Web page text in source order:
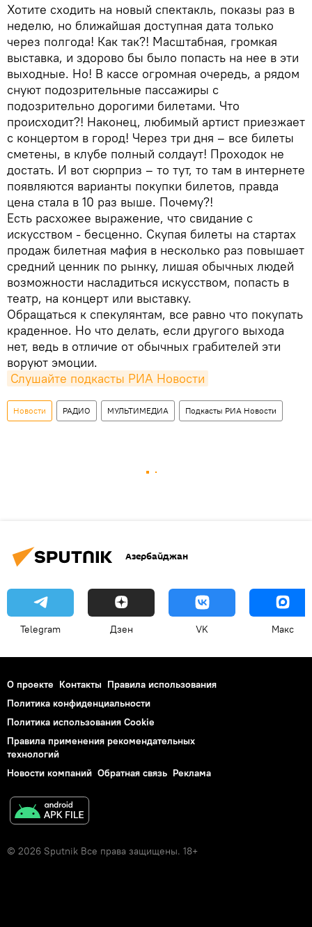
Хотите сходить на новый спектакль, показы раз в
неделю, но ближайшая доступная дата только
через полгода! Как так?! Масштабная, громкая
выставка, и здорово бы было попасть на нее в эти
выходные. Но! В кассе огромная очередь, а рядом
снуют подозрительные пассажиры с
подозрительно дорогими билетами. Что
происходит?! Наконец, любимый артист приезжает
с концертом в город! Через три дня – все билеты
сметены, в клубе полный солдаут! Проходок не
достать. И вот сюрприз – то тут, то там в интернете
появляются варианты покупки билетов, правда
цена стала в 10 раз выше. Почему?!
Есть расхожее выражение, что свидание с
искусством - бесценно. Скупая билеты на стартах
продаж билетная мафия в несколько раз повышает
средний ценник по рынку, лишая обычных людей
возможности насладиться искусством, попасть в
театр, на концерт или выставку.
Обращаться к спекулянтам, все равно что покупать
краденное. Но что делать, если другого выхода
нет, ведь в отличие от обычных грабителей эти
воруют эмоции.
Слушайте подкасты РИА Новости
Новости РАДИО МУЛЬТИМЕДИА Подкасты РИА Новости
Азербайджан
Telegram Дзен VK Макс
О проекте Контакты Правила использования
Политика конфиденциальности
Политика использования Cookie
Правила применения рекомендательных
технологий
Новости компаний Обратная связь Реклама
© 2026 Sputnik Все права защищены. 18+